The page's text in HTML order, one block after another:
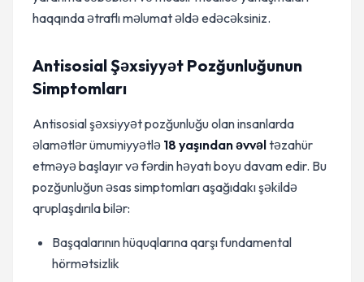
haqqında ətraflı məlumat əldə edəcəksiniz.
Antisosial Şəxsiyyət Pozğunluğunun
Simptomları
Antisosial şəxsiyyət pozğunluğu olan insanlarda
əlamətlər ümumiyyətlə 18 yaşından əvvəltəzahür
etməyə başlayır və fərdin həyatı boyu davam edir. Bu
pozğunluğun əsas simptomları aşağıdakı şəkildə
qruplaşdırıla bilər:
Başqalarının hüquqlarına qarşı fundamental
hörmətsizlik